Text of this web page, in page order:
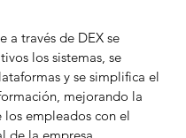
a través de DEX se
los sistemas, se
y se simplifica el
mejorando la
los empleados con el